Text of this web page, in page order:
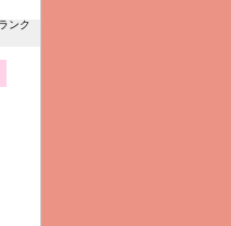
ク A02770卸を格安で手に入れるについて